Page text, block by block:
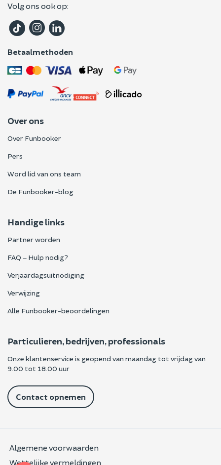
Volg ons ook op:
Betaalmethoden
Over ons
Over Funbooker
Pers
Word lid van ons team
De Funbooker-blog
Handige links
Partner worden
FAQ – Hulp nodig?
Verjaardagsuitnodiging
Verwijzing
Alle Funbooker-beoordelingen
Particulieren, bedrijven, professionals
Onze klantenservice is geopend van maandag tot vrijdag van
9.00 tot 18.00 uur
Contact opnemen
Algemene voorwaarden
Wettelijke vermeldingen